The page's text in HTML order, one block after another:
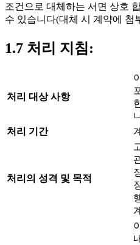
조건으로 대체하는 서면 상호
수 있습니다(대체 시 계약에 첨
1.7 처리 지침:
처리 대상 사항
처리 기간
처리의 성격 및 목적